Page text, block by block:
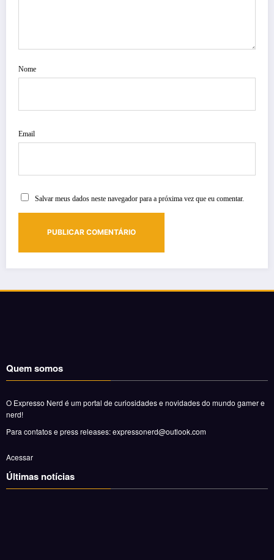
Nome
Email
Salvar meus dados neste navegador para a próxima vez que eu comentar.
Quem somos
O Expresso Nerd é um portal de curiosidades e novidades do mundo gamer e
nerd!
Para contatos e press releases: expressonerd@outlook.com
Acessar
Últimas notícias